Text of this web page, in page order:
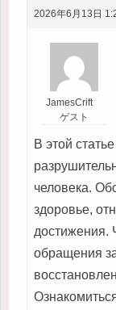
2026年6月13日
JamesCrift
ゲスト
В этой
человека.
здоровье,
достижения.
обращения